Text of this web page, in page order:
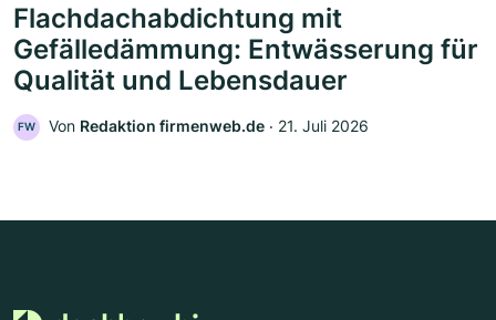
Flachdachabdichtung mit
Gefälledämmung: Entwässerung für
Qualität und Lebensdauer
FW Von Redaktion firmenweb.de ‧ 21. Juli 2026